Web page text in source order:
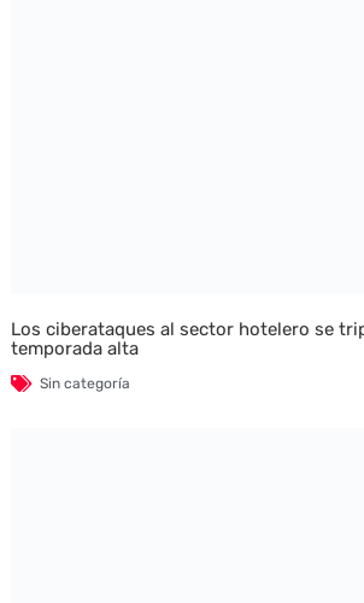
Los ciberataques al sector hotelero se
temporada alta
Sin categoría